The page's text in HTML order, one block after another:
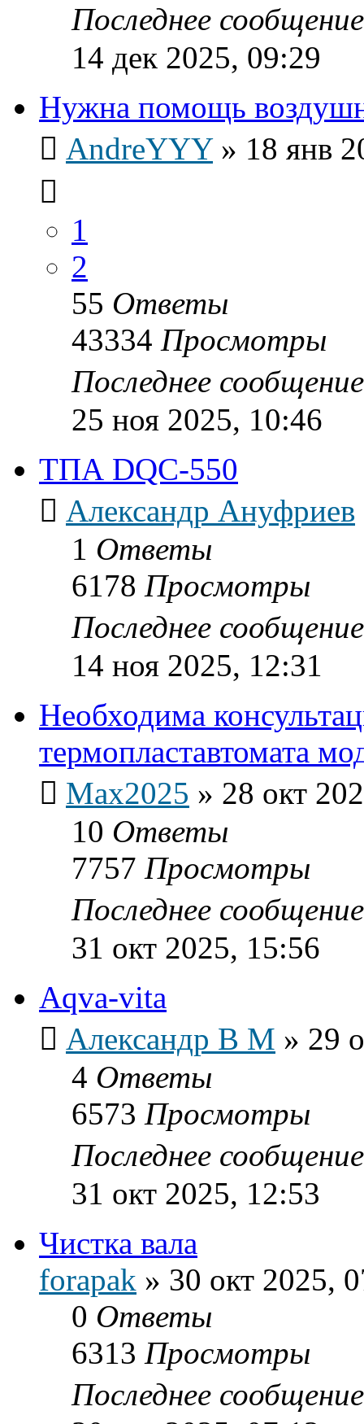
Последнее
14 дек 2025, 09:29
Нужна помощь
AndreYYY» 18 янв
1
2
55 Ответы
43334 Просмотры
Последнее
25 ноя 2025, 10:46
ТПА DQC-550
Александр Ануфриев
1 Ответы
6178 Просмотры
Последнее
14 ноя 2025, 12:31
Необходима
термопластавтомата
Max2025 » 28 окт
10 Ответы
7757 Просмотры
Последнее
31 окт 2025, 15:56
Aqva-vita
Александр В М » 29
4 Ответы
6573 Просмотры
Последнее
31 окт 2025, 12:53
Чистка вала
forapak » 30 окт 2025,
0 Ответы
6313 Просмотры
Последнее